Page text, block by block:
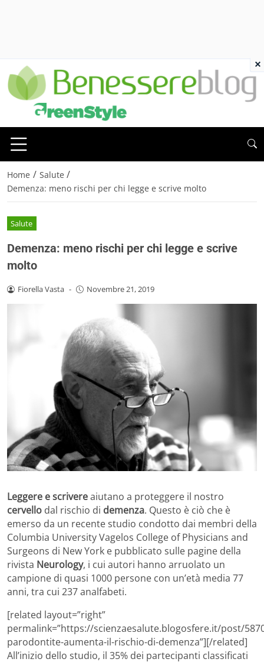
Home / Salute /
Demenza: meno rischi per chi legge e scrive molto
Salute
Demenza: meno rischi per chi legge e scrive
molto
Fiorella Vasta - Novembre 21, 2019
Leggere e scrivereaiutano a proteggere il nostro
cervello dal rischio di demenza. Questo è ciò che è
emerso da un recente studio condotto dai membri della
Columbia University Vagelos College of Physicians and
Surgeons di New York e pubblicato sulle pagine della
rivista Neurology, i cui autori hanno arruolato un
campione di quasi 1000 persone con un’età media 77
anni, tra cui 237 analfabeti.
[related layout=”right”
permalink=”https://scienzaesalute.blogosfere.it/post/
parodontite-aumenta-il-rischio-di-demenza”][/related]
All’inizio dello studio, il 35% dei partecipanti classificati
×